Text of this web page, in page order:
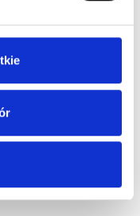
użytkowania,
Zapraszamy
którzy
i